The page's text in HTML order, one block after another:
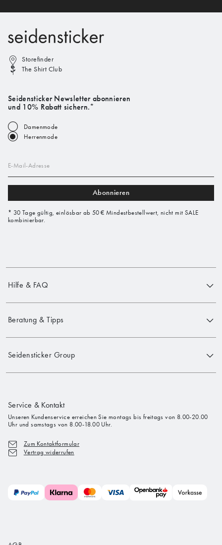
Storefinder
The Shirt Club
Seidensticker Newsletter abonnieren
und 10% Rabatt sichern.*
Damenmode
Herrenmode
E-Mail-Adresse
Abonnieren
* 30 Tage gültig, einlösbar ab 50 € Mindestbestellwert, nicht mit SALE
kombinierbar.
Hilfe & FAQ
Beratung & Tipps
Seidensticker Group
Service & Kontakt
Unseren Kundenservice erreichen Sie montags bis freitags von 8.00-20.00
Uhr und samstags von 8.00-18.00 Uhr.
Zum Kontaktformular
Vertrag widerrufen